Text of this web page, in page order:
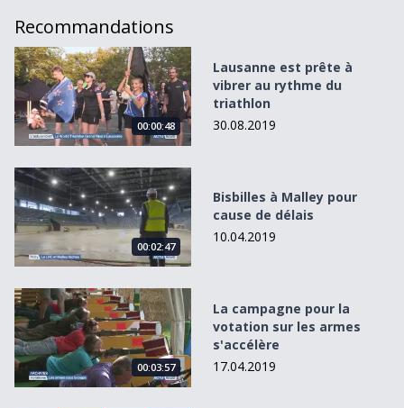
Recommandations
Lausanne est prête à vibrer au rythme du triathlon
00:00:48
Lausanne est prête à
vibrer au rythme du
triathlon
30.08.2019
Bisbilles à Malley pour cause de délais
00:02:47
Bisbilles à Malley pour
cause de délais
10.04.2019
La campagne pour la votation sur les armes
00:03:57
La campagne pour la
votation sur les armes
s'accélère
17.04.2019